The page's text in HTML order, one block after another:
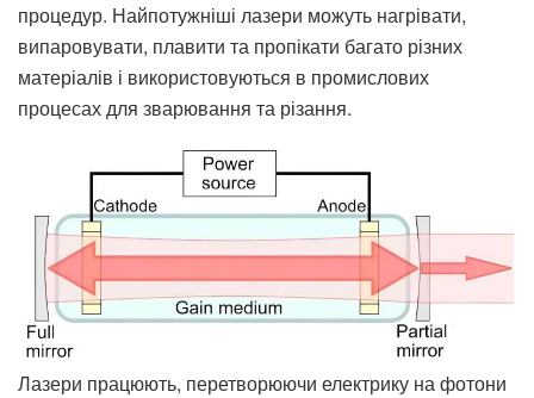
процедур. Найпотужніші лазери можуть нагрівати,
випаровувати, плавити та пропікати багато різних
матеріалів і використовуються в промислових
процесах для зварювання та різання.
Лазери працюють, перетворюючи електрику на фотони